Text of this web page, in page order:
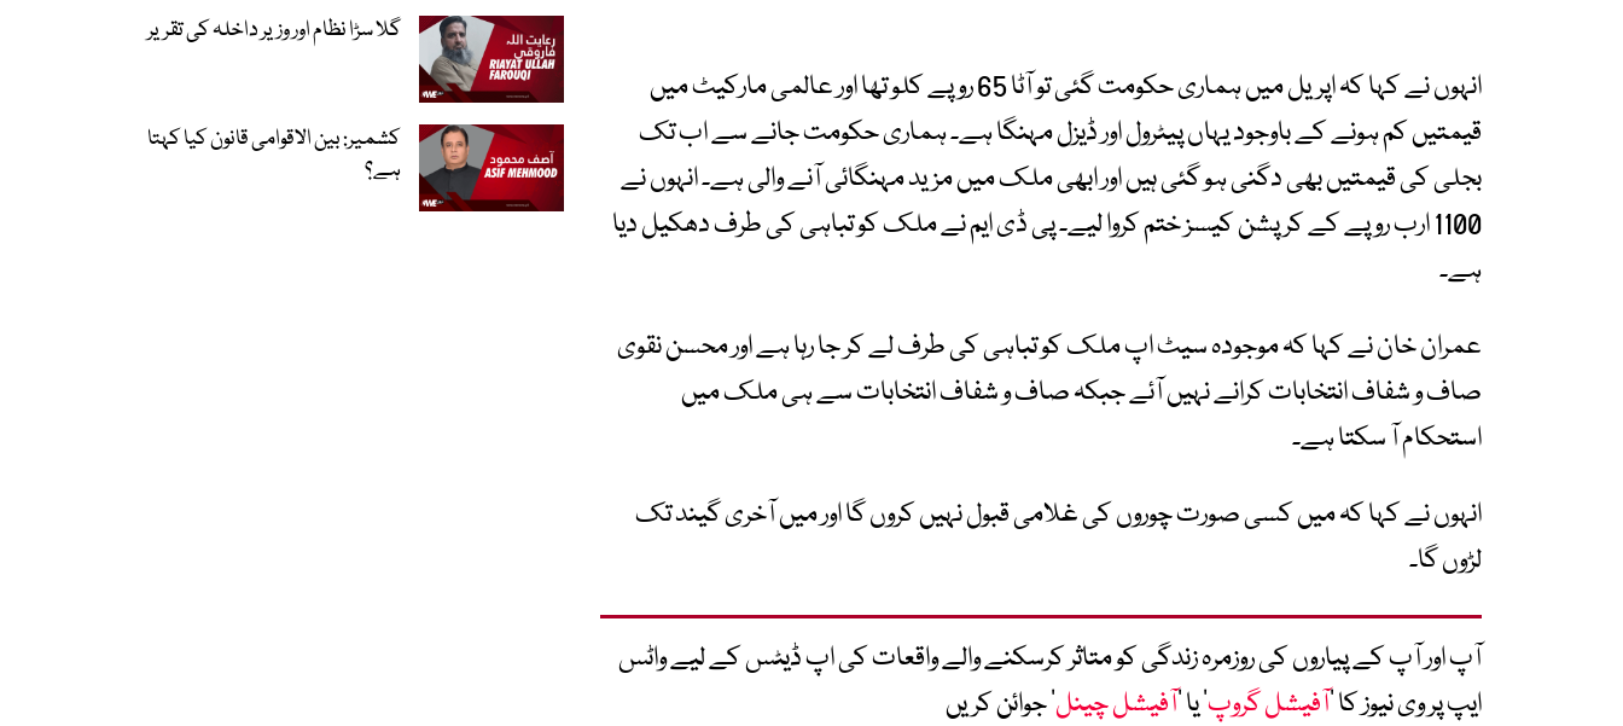
انہوں نے کہا کہ اپریل میں ہماری حکومت گئی تو آٹا 65 روپے کلو تھا اور عالمی مارکیٹ میں
قیمتیں کم ہونے کے باوجود یہاں پیٹرول اور ڈیزل مہنگا ہے۔ ہماری حکومت جانے سے اب تک
بجلی کی قیمتیں بھی دگنی ہو گئی ہیں اور ابھی ملک میں مزید مہنگائی آنے والی ہے۔ انہوں نے
1100 ارب روپے کے کرپشن کیسز ختم کروا لیے۔ پی ڈی ایم نے ملک کو تباہی کی طرف دھکیل دیا
ہے۔
عمران خان نے کہا کہ موجودہ سیٹ اپ ملک کو تباہی کی طرف لے کر جا رہا ہے اور محسن نقوی
صاف و شفاف انتخابات کرانے نہیں آئے جبکہ صاف و شفاف انتخابات سے ہی ملک میں
استحکام آ سکتا ہے۔
انہوں نے کہا کہ میں کسی صورت چوروں کی غلامی قبول نہیں کروں گا اور میں آخری گیند تک
لڑوں گا۔
آپ اور آپ کے پیاروں کی روزمرہ زندگی کو متاثر کرسکنے والے واقعات کی اپ ڈیٹس کے لیے واٹس
ایپ پر وی نیوز کا ’آفیشل گروپ‘ یا ’آفیشل چینل‘ جوائن کریں
گلا سڑا نظام اور وزیر داخلہ کی تقریر
کشمیر: بین الاقوامی قانون کیا کہتا
ہے؟